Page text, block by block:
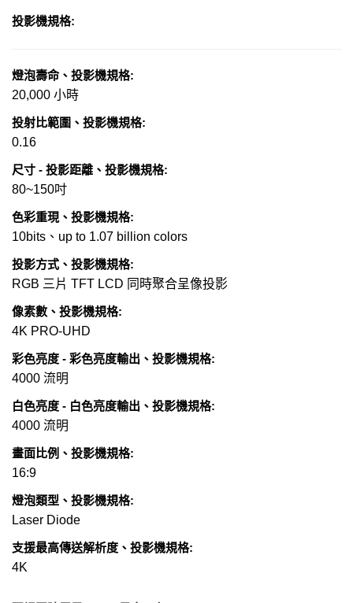
投影機規格:
燈泡壽命、投影機規格:
20,000 小時
投射比範圍、投影機規格:
0.16
尺寸 - 投影距離、投影機規格:
80~150吋
色彩重現、投影機規格:
10bits、up to 1.07 billion colors
投影方式、投影機規格:
RGB 三片 TFT LCD 同時聚合呈像投影
像素數、投影機規格:
4K PRO-UHD
彩色亮度 - 彩色亮度輸出、投影機規格:
4000 流明
白色亮度 - 白色亮度輸出、投影機規格:
4000 流明
畫面比例、投影機規格:
16:9
燈泡類型、投影機規格:
Laser Diode
支援最高傳送解析度、投影機規格:
4K